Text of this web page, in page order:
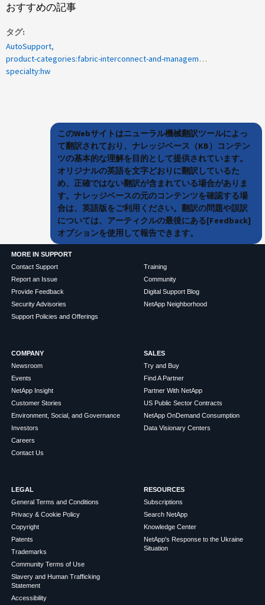
おすすめの記事
タグ
AutoSupport
product-categories:fabric-interconnect-and-management-switches<a>CSHM</a><a>スイッチの電源装置の障害</a>
specialty:hw
このWebサイトはニューラル機械翻訳ツールによっ
て翻訳されており、ナレッジベース（KB）コンテン
ツの基本的な理解を目的として提供されています。
オリジナルの英語を文字どおりに翻訳しているた
め、正確ではない翻訳が含まれている場合がありま
す。ナレッジベースの元のコンテンツを確認する場
合は、英語版をご利用ください。翻訳の問題や誤訳
については、アーティクルの最後にある[Feedback]
オプションを使用して報告できます。
MORE IN SUPPORT
Contact Support
Report an Issue
Provide Feedback
Security Advisories
Support Policies and Offerings
Training
Community
Digital Support Blog
NetApp Neighborhood
COMPANY
Newsroom
Events
NetApp Insight
Customer Stories
Environment, Social, and Governance
Investors
Careers
Contact Us
SALES
Try and Buy
Find A Partner
Partner With NetApp
US Public Sector Contracts
NetApp OnDemand Consumption
Data Visionary Centers
LEGAL
General Terms and Conditions
Privacy & Cookie Policy
Copyright
Patents
Trademarks
Community Terms of Use
Slavery and Human Trafficking
Statement
Accessibility
RESOURCES
Subscriptions
Search NetApp
Knowledge Center
NetApp's Response to the Ukraine
Situation